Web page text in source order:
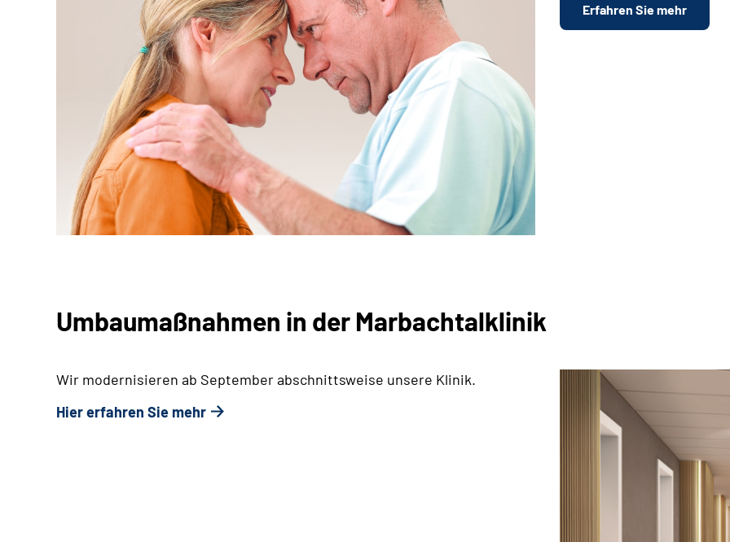
Erfahren Sie mehr
Umbaumaßnahmen in der Marbachtalklinik
Wir modernisieren ab September abschnittsweise unsere Klinik.
Hier erfahren Sie mehr